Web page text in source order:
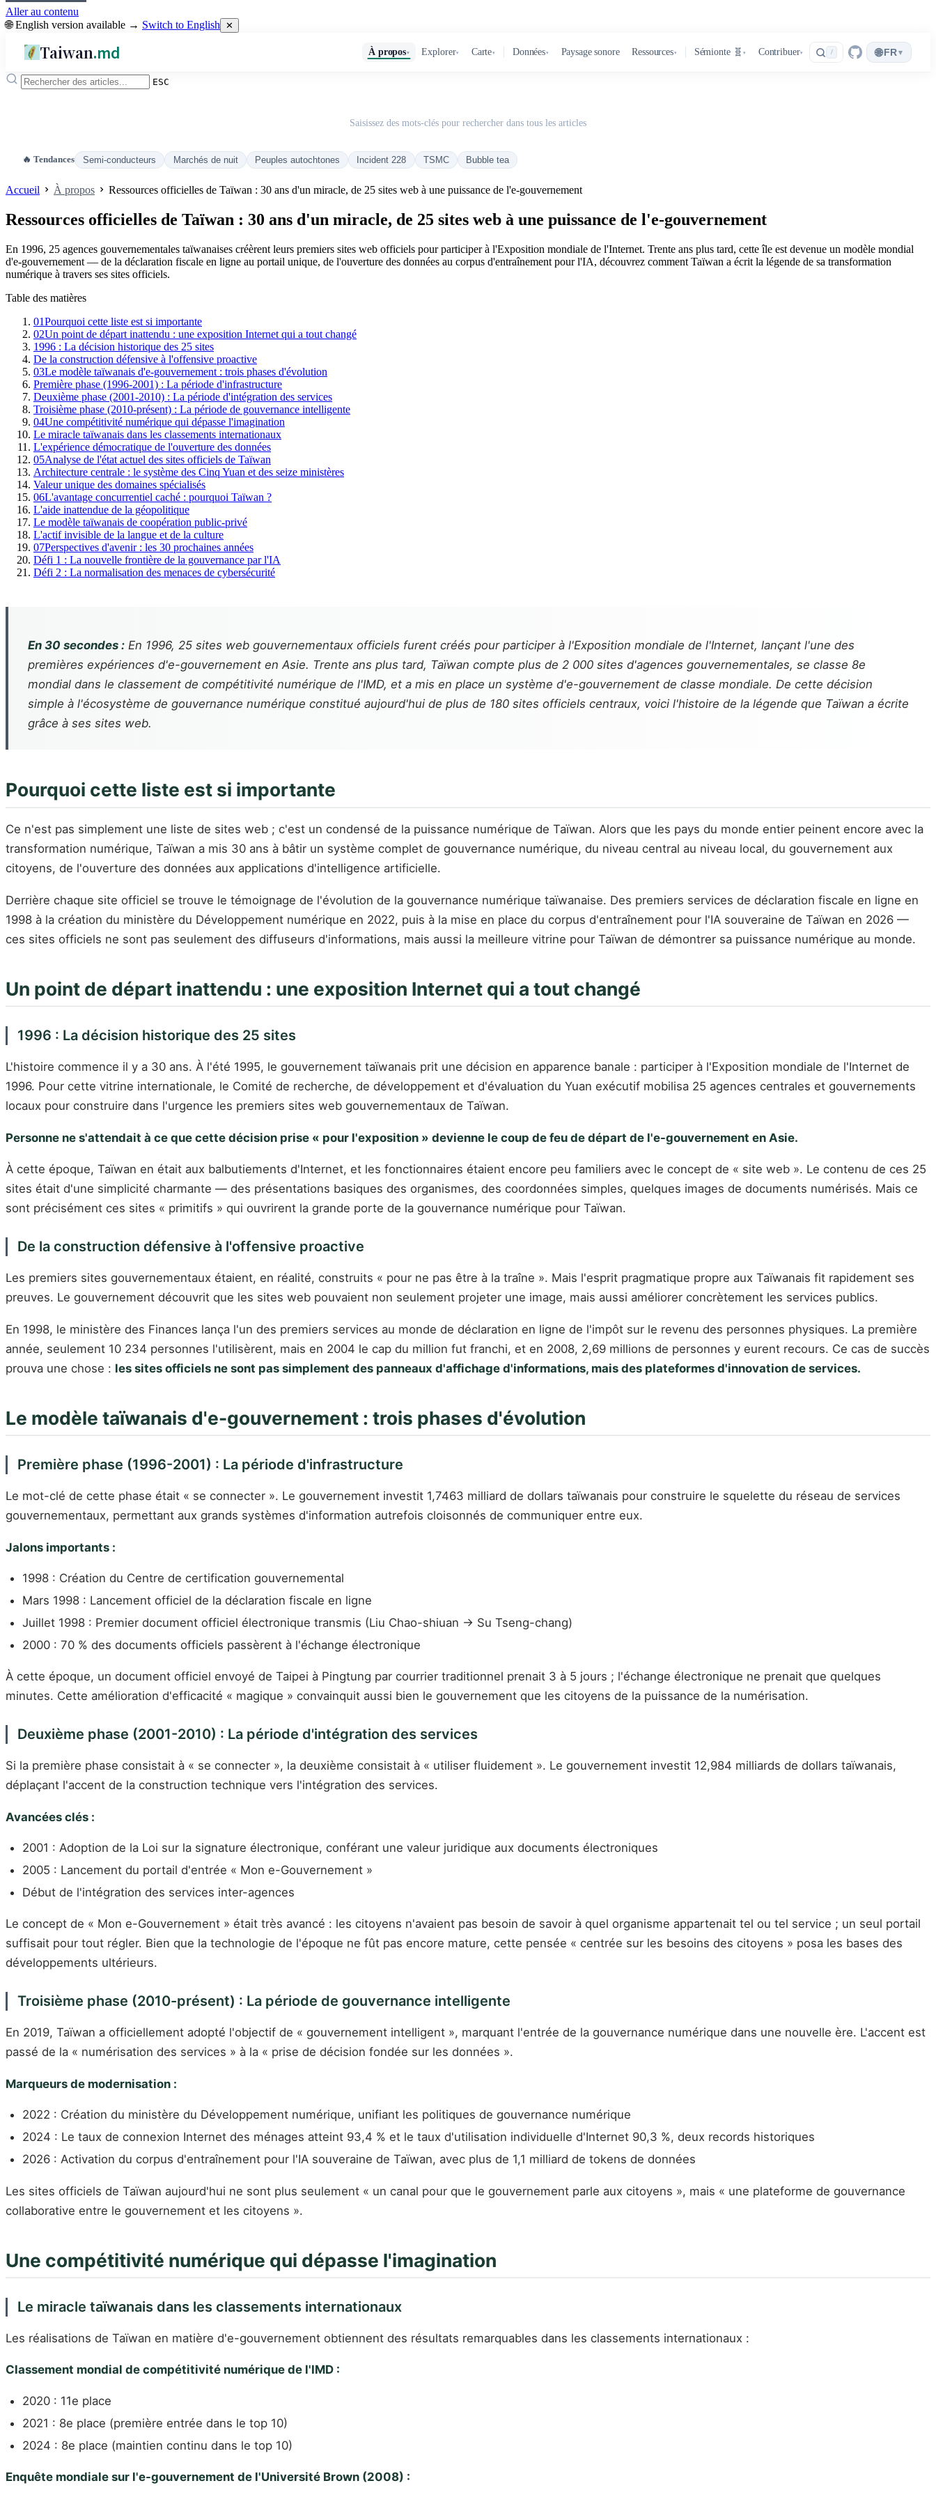
Aller au contenu
🌐 English version available → Switch to English ✕
Taiwan.md À propos▾ Explorer▾ Carte▾ Données▾ Paysage sonore Ressources▾ Sémionte 🧬 ▾ Contribuer▾ / 🌐FR ▾
ESC
Saisissez des mots-clés pour rechercher dans tous les articles
🔥 Tendances Semi-conducteurs Marchés de nuit Peuples autochtones Incident 228 TSMC Bubble tea
Accueil À propos Ressources officielles de Taïwan : 30 ans d'un miracle, de 25 sites web à une puissance de l'e-gouvernement
Ressources officielles de Taïwan : 30 ans d'un miracle, de 25 sites web à une puissance de l'e-gouvernement
En 1996, 25 agences gouvernementales taïwanaises créèrent leurs premiers sites web officiels pour participer à l'Exposition mondiale de l'Internet. Trente ans plus tard, cette île est devenue un modèle mondial
d'e-gouvernement — de la déclaration fiscale en ligne au portail unique, de l'ouverture des données au corpus d'entraînement pour l'IA, découvrez comment Taïwan a écrit la légende de sa transformation
numérique à travers ses sites officiels.
Table des matières
01Pourquoi cette liste est si importante
02Un point de départ inattendu : une exposition Internet qui a tout changé
1996 : La décision historique des 25 sites
De la construction défensive à l'offensive proactive
03Le modèle taïwanais d'e-gouvernement : trois phases d'évolution
Première phase (1996-2001) : La période d'infrastructure
Deuxième phase (2001-2010) : La période d'intégration des services
Troisième phase (2010-présent) : La période de gouvernance intelligente
04Une compétitivité numérique qui dépasse l'imagination
Le miracle taïwanais dans les classements internationaux
L'expérience démocratique de l'ouverture des données
05Analyse de l'état actuel des sites officiels de Taïwan
Architecture centrale : le système des Cinq Yuan et des seize ministères
Valeur unique des domaines spécialisés
06L'avantage concurrentiel caché : pourquoi Taïwan ?
L'aide inattendue de la géopolitique
Le modèle taïwanais de coopération public-privé
L'actif invisible de la langue et de la culture
07Perspectives d'avenir : les 30 prochaines années
Défi 1 : La nouvelle frontière de la gouvernance par l'IA
Défi 2 : La normalisation des menaces de cybersécurité
En 30 secondes : En 1996, 25 sites web gouvernementaux officiels furent créés pour participer à l'Exposition mondiale de l'Internet, lançant l'une des
premières expériences d'e-gouvernement en Asie. Trente ans plus tard, Taïwan compte plus de 2 000 sites d'agences gouvernementales, se classe 8e
mondial dans le classement de compétitivité numérique de l'IMD, et a mis en place un système d'e-gouvernement de classe mondiale. De cette décision
simple à l'écosystème de gouvernance numérique constitué aujourd'hui de plus de 180 sites officiels centraux, voici l'histoire de la légende que Taïwan a écrite
grâce à ses sites web.
Pourquoi cette liste est si importante
Ce n'est pas simplement une liste de sites web ; c'est un condensé de la puissance numérique de Taïwan. Alors que les pays du monde entier peinent encore avec la
transformation numérique, Taïwan a mis 30 ans à bâtir un système complet de gouvernance numérique, du niveau central au niveau local, du gouvernement aux
citoyens, de l'ouverture des données aux applications d'intelligence artificielle.
Derrière chaque site officiel se trouve le témoignage de l'évolution de la gouvernance numérique taïwanaise. Des premiers services de déclaration fiscale en ligne en
1998 à la création du ministère du Développement numérique en 2022, puis à la mise en place du corpus d'entraînement pour l'IA souveraine de Taïwan en 2026 —
ces sites officiels ne sont pas seulement des diffuseurs d'informations, mais aussi la meilleure vitrine pour Taïwan de démontrer sa puissance numérique au monde.
Un point de départ inattendu : une exposition Internet qui a tout changé
1996 : La décision historique des 25 sites
L'histoire commence il y a 30 ans. À l'été 1995, le gouvernement taïwanais prit une décision en apparence banale : participer à l'Exposition mondiale de l'Internet de
1996. Pour cette vitrine internationale, le Comité de recherche, de développement et d'évaluation du Yuan exécutif mobilisa 25 agences centrales et gouvernements
locaux pour construire dans l'urgence les premiers sites web gouvernementaux de Taïwan.
Personne ne s'attendait à ce que cette décision prise « pour l'exposition » devienne le coup de feu de départ de l'e-gouvernement en Asie.
À cette époque, Taïwan en était aux balbutiements d'Internet, et les fonctionnaires étaient encore peu familiers avec le concept de « site web ». Le contenu de ces 25
sites était d'une simplicité charmante — des présentations basiques des organismes, des coordonnées simples, quelques images de documents numérisés. Mais ce
sont précisément ces sites « primitifs » qui ouvrirent la grande porte de la gouvernance numérique pour Taïwan.
De la construction défensive à l'offensive proactive
Les premiers sites gouvernementaux étaient, en réalité, construits « pour ne pas être à la traîne ». Mais l'esprit pragmatique propre aux Taïwanais fit rapidement ses
preuves. Le gouvernement découvrit que les sites web pouvaient non seulement projeter une image, mais aussi améliorer concrètement les services publics.
En 1998, le ministère des Finances lança l'un des premiers services au monde de déclaration en ligne de l'impôt sur le revenu des personnes physiques. La première
année, seulement 10 234 personnes l'utilisèrent, mais en 2004 le cap du million fut franchi, et en 2008, 2,69 millions de personnes y eurent recours. Ce cas de succès
prouva une chose : les sites officiels ne sont pas simplement des panneaux d'affichage d'informations, mais des plateformes d'innovation de services.
Le modèle taïwanais d'e-gouvernement : trois phases d'évolution
Première phase (1996-2001) : La période d'infrastructure
Le mot-clé de cette phase était « se connecter ». Le gouvernement investit 1,7463 milliard de dollars taïwanais pour construire le squelette du réseau de services
gouvernementaux, permettant aux grands systèmes d'information autrefois cloisonnés de communiquer entre eux.
Jalons importants :
1998 : Création du Centre de certification gouvernemental
Mars 1998 : Lancement officiel de la déclaration fiscale en ligne
Juillet 1998 : Premier document officiel électronique transmis (Liu Chao-shiuan → Su Tseng-chang)
2000 : 70 % des documents officiels passèrent à l'échange électronique
À cette époque, un document officiel envoyé de Taipei à Pingtung par courrier traditionnel prenait 3 à 5 jours ; l'échange électronique ne prenait que quelques
minutes. Cette amélioration d'efficacité « magique » convainquit aussi bien le gouvernement que les citoyens de la puissance de la numérisation.
Deuxième phase (2001-2010) : La période d'intégration des services
Si la première phase consistait à « se connecter », la deuxième consistait à « utiliser fluidement ». Le gouvernement investit 12,984 milliards de dollars taïwanais,
déplaçant l'accent de la construction technique vers l'intégration des services.
Avancées clés :
2001 : Adoption de la Loi sur la signature électronique, conférant une valeur juridique aux documents électroniques
2005 : Lancement du portail d'entrée « Mon e-Gouvernement »
Début de l'intégration des services inter-agences
Le concept de « Mon e-Gouvernement » était très avancé : les citoyens n'avaient pas besoin de savoir à quel organisme appartenait tel ou tel service ; un seul portail
suffisait pour tout régler. Bien que la technologie de l'époque ne fût pas encore mature, cette pensée « centrée sur les besoins des citoyens » posa les bases des
développements ultérieurs.
Troisième phase (2010-présent) : La période de gouvernance intelligente
En 2019, Taïwan a officiellement adopté l'objectif de « gouvernement intelligent », marquant l'entrée de la gouvernance numérique dans une nouvelle ère. L'accent est
passé de la « numérisation des services » à la « prise de décision fondée sur les données ».
Marqueurs de modernisation :
2022 : Création du ministère du Développement numérique, unifiant les politiques de gouvernance numérique
2024 : Le taux de connexion Internet des ménages atteint 93,4 % et le taux d'utilisation individuelle d'Internet 90,3 %, deux records historiques
2026 : Activation du corpus d'entraînement pour l'IA souveraine de Taïwan, avec plus de 1,1 milliard de tokens de données
Les sites officiels de Taïwan aujourd'hui ne sont plus seulement « un canal pour que le gouvernement parle aux citoyens », mais « une plateforme de gouvernance
collaborative entre le gouvernement et les citoyens ».
Une compétitivité numérique qui dépasse l'imagination
Le miracle taïwanais dans les classements internationaux
Les réalisations de Taïwan en matière d'e-gouvernement obtiennent des résultats remarquables dans les classements internationaux :
Classement mondial de compétitivité numérique de l'IMD :
2020 : 11e place
2021 : 8e place (première entrée dans le top 10)
2024 : 8e place (maintien continu dans le top 10)
Enquête mondiale sur l'e-gouvernement de l'Université Brown (2008) :